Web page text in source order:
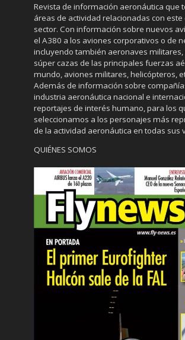
Revista de información aeronáutica que
áreas de actividad relacionadas con
sector. Con información sobre nuevos
el A380 a los aviones corporativos o de
incluyendo también aeronaves militares,
súper cazas de las principales fuerzas
mundo, aviones militares, helicópteros,
Además de información sobre
industria aeronáutica nacional e
reportajes de interés humano, para los
seleccionamos a los personajes más
de la actividad aeronáutica en todas sus
QUIÉNES SOMOS